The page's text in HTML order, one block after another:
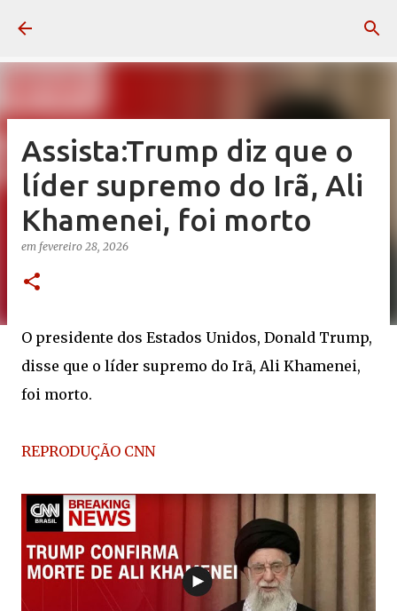
Assista:Trump diz que o
líder supremo do Irã, Ali
Khamenei, foi morto
em fevereiro 28, 2026
O presidente dos Estados Unidos, Donald Trump,
disse que o líder supremo do Irã, Ali Khamenei,
foi morto.
REPRODUÇÃO CNN